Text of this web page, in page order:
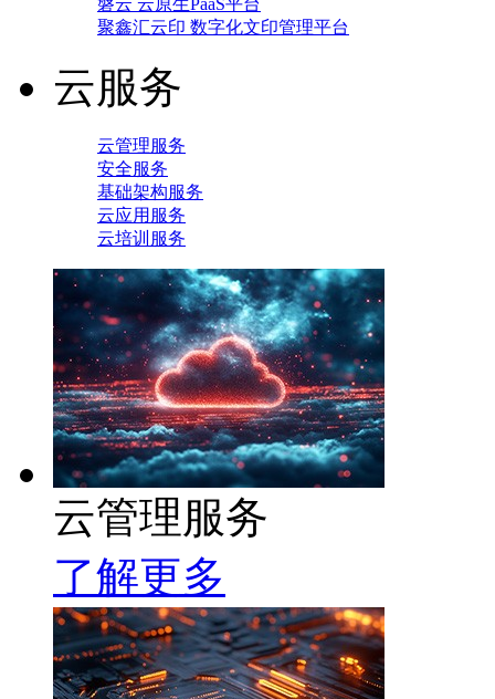
磐云 云原生PaaS平台
聚鑫汇云印 数字化文印管理平台
云服务
云管理服务
安全服务
基础架构服务
云应用服务
云培训服务
云管理服务
了解更多